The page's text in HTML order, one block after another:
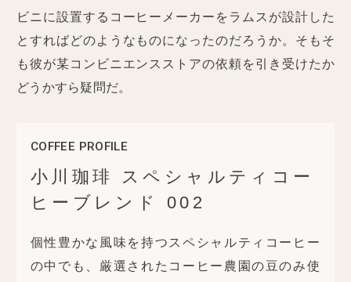
ビニに設置するコーヒーメーカーをラムスが設計した
とすればどのようなものになったのだろうか。そもそ
も彼が某コンビニエンスストアの依頼を引き受けたか
どうかすら疑問だ。
COFFEE PROFILE
小川珈琲 スペシャルティコー
ヒーブレンド 002
個性豊かな風味を持つスペシャルティコーヒー
の中でも、厳選されたコーヒー農園の豆のみ使